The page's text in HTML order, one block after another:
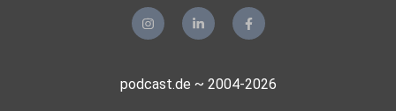
podcast.de ~ 2004-2026